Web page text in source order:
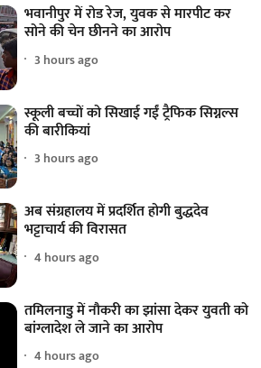
भवानीपुर में रोड रेज, युवक से मारपीट कर
सोने की चेन छीनने का आरोप
3 hours ago
स्कूली बच्चों को सिखाई गईं ट्रैफिक सिग्नल्स
की बारीकियां
3 hours ago
अब संग्रहालय में प्रदर्शित होगी बुद्धदेव
भट्टाचार्य की विरासत
4 hours ago
तमिलनाडु में नौकरी का झांसा देकर युवती को
बांग्लादेश ले जाने का आरोप
4 hours ago